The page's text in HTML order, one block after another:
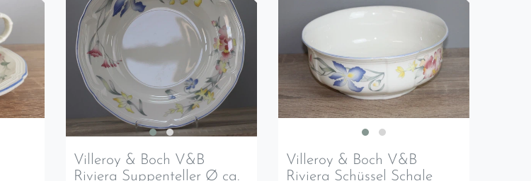
Villeroy & Boch V&B
Riviera Suppenteller Ø ca.
Villeroy & Boch V&B
Riviera Schüssel Schale